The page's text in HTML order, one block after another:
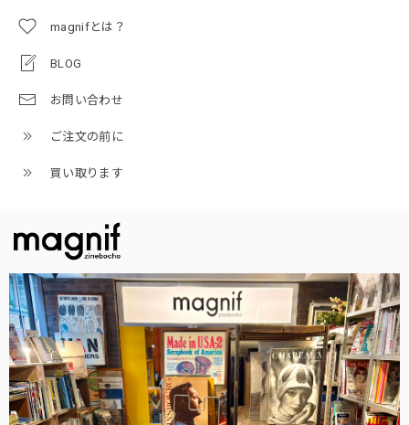
magnifとは？
BLOG
お問い合わせ
ご注文の前に
買い取ります